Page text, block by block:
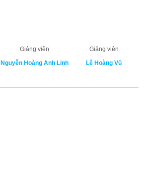
Giảng viên
Nguyễn Hoàng Anh Linh
Giảng viên
Lê Hoàng Vũ